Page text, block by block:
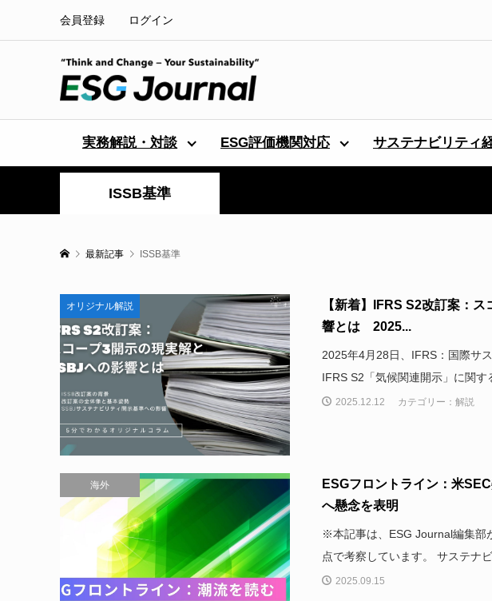
会員登録 ログイン
実務解説・対談 ESG評価機関対応 サステナビリティ
ISSB基準
最新記事 ISSB基準
オリジナル解説
【新着】IFRS S2改訂案：
響とは 2025...
2025年4月28日、IFRS：国際サ
IFRS S2「気候関連開示」に関す
2025.12.12 カテゴリー：解説
海外
ESGフロントライン：米
へ懸念を表明
※本記事は、ESG Journal編集部
点で考察しています。 サステナ
2025.09.15